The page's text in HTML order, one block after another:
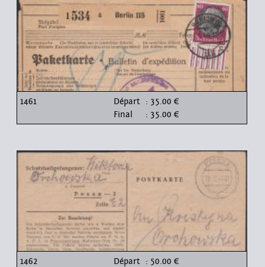
1461 Départ : 35.00 €
Final
: 35.00 €
1462 Départ : 50.00 €